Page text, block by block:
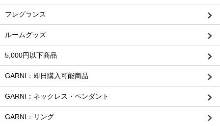
フレグランス
ルームグッズ
5,000円以下商品
GARNI：即日購入可能商品
GARNI：ネックレス・ペンダント
GARNI：リング